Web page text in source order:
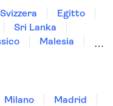
Svizzera
Egitto
Sri Lanka
Malesia
Milano
Madrid